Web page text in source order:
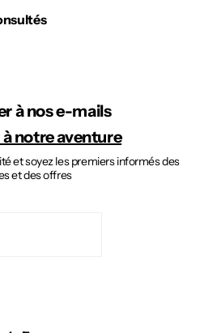
à nos e-mails
notre aventure
et soyez les premiers informés des
et des offres